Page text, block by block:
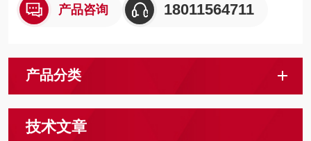
产品咨询 18011564711
产品分类
技术文章